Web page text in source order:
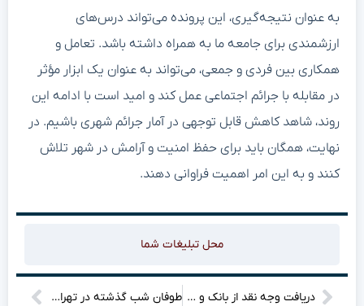
به عنوان نتیجه‌گیری، این پرونده می‌تواند درس‌های
ارزشمندی برای جامعه ما به همراه داشته باشد. تعامل و
همکاری بین فردی و جمعی، می‌تواند به عنوان یک ابزار مؤثر
در مقابله با جرائم اجتماعی عمل کند و امید است با ادامه این
روند، شاهد کاهش قابل توجهی در آمار جرائم شهری باشیم. در
نهایت، همگان باید برای حفظ امنیت و آرامش در شهر تلاش
کنند و به این امر اهمیت فراوانی دهند.
محل تبلیغات شما
دریافت وجه نقد از بانک و خرید با کارت؛ چطور پول نقد تبدیل به تجربه‌ای راحت‌تر شد؟ طوفان شب گذشته در تهران چه اتفاقاتی را رقم زد؟ ۷ نفر مصدوم شدند!